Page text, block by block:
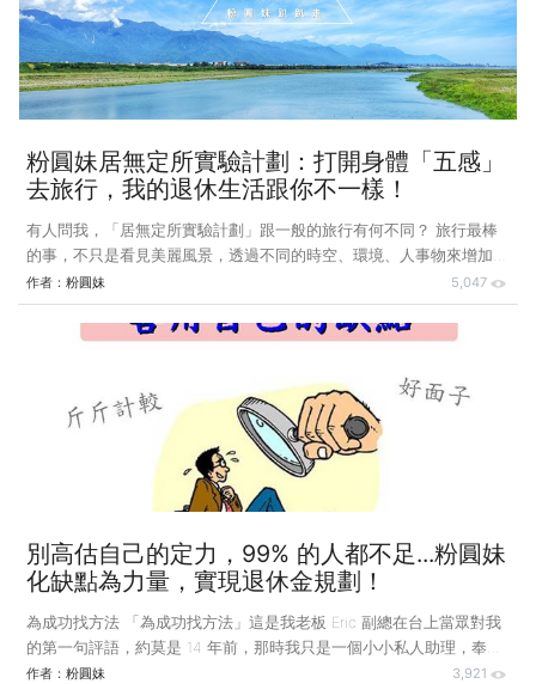
那時我在一家電腦打字公司上班，當時老闆鼓勵員工入股，這樣可以讓
員工工作更有向心力，19 歲的
粉圓妹居無定所實驗計劃：打開身體「五感」
去旅行，我的退休生活跟你不一樣！
有人問我，「居無定所實驗計劃」跟一般的旅行有何不同？ 旅行最棒
的事，不只是看見美麗風景，透過不同的時空、環境、人事物來增加閱
歷，豐富我們的視角與思維。 #跳脫儀式，滾動式的旅行讓生活活絡
但人都是貪心的，總想在最短天數的時間內去最多的景點，因此常常陷
入趕行程之中，在「趕」的過程中，我們就無法好好的欣賞、慢慢的品
的生活，很容變成一種固定模式，幾點起床、幾點上班、下班回家…日
復一日，看似很規律正常，但當視野角度拉到了外太空，原來我們人類
是外星人養的竉物，他們每天看著我們規律的生活
作者： 粉圓妹 5,047
別高估自己的定力，99% 的人都不足...粉圓妹
化缺點為力量，實現退休金規劃！
為成功找方法 「為成功找方法」這是我老板 Eric 副總在台上當眾對我
的第一句評語，約莫是 14 年前，那時我只是一個小小私人助理，奉命
辦一個聚餐，懵懂不知自己到底做了什麼，而得到這樣的稱讚。現在回
作者： 粉圓妹 3,921